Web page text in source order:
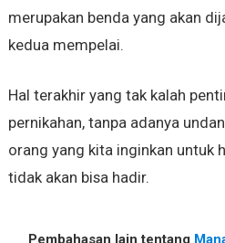
merupakan benda yang akan
kedua mempelai.
Hal terakhir yang tak kalah
pernikahan, tanpa adanya
orang yang kita inginkan untuk
tidak akan bisa hadir.
Pembahasan lain tentang